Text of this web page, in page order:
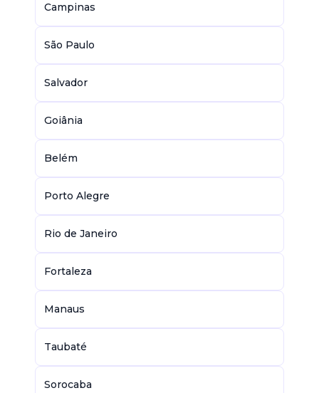
Campinas
São Paulo
Salvador
Goiânia
Belém
Porto Alegre
Rio de Janeiro
Fortaleza
Manaus
Taubaté
Sorocaba